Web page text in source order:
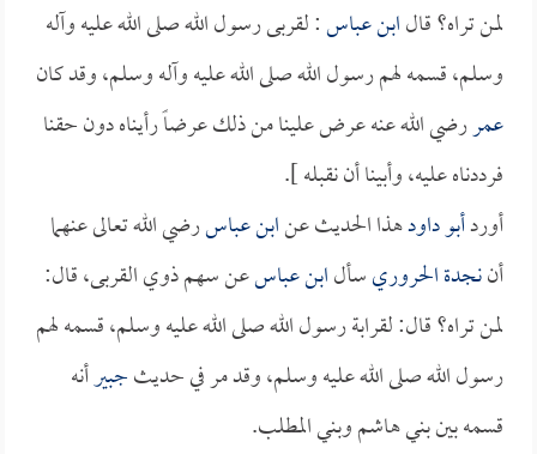
لمن تراه؟ قالابن عباس: لقربى رسول الله صلى الله عليه وآله
وسلم، قسمه لهم رسول الله صلى الله عليه وآله وسلم، وقد كان
عمررضي الله عنه عرض علينا من ذلك عرضاً رأيناه دون حقنا
فرددناه عليه، وأبينا أن نقبله ].
أوردأبو داودهذا الحديث عنابن عباسرضي الله تعالى عنهما
أننجدة الحروريسألابن عباسعن سهم ذوي القربى، قال:
لمن تراه؟ قال: لقرابة رسول الله صلى الله عليه وسلم، قسمه لهم
رسول الله صلى الله عليه وسلم، وقد مر في حديثجبيرأنه
قسمه بين بني هاشم وبني المطلب.